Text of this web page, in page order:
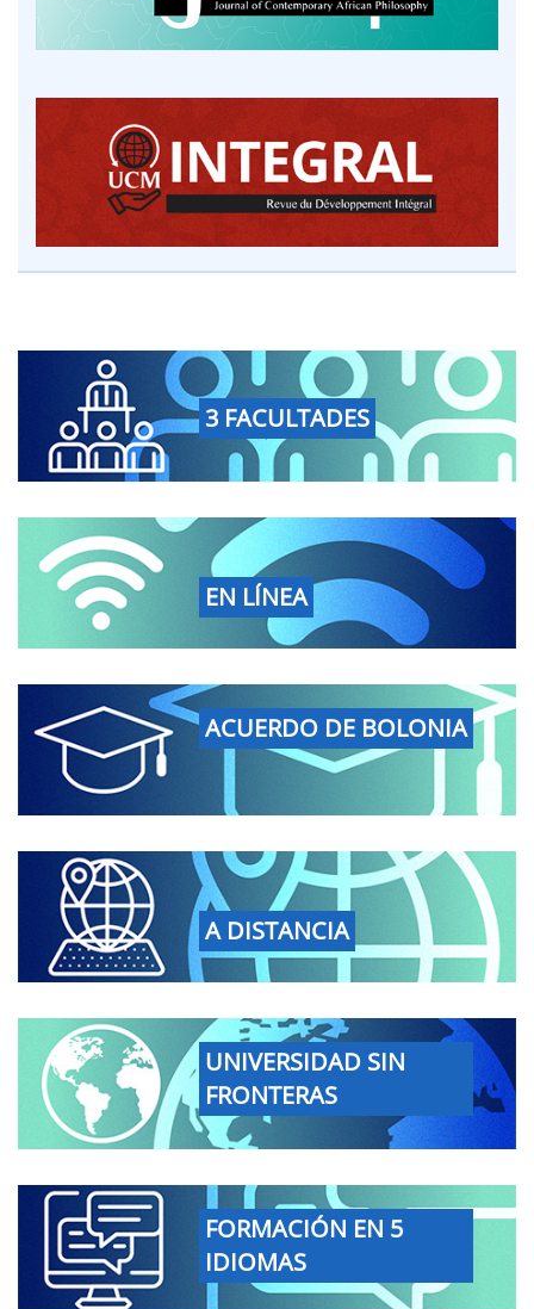
3 FACULTADES
EN LÍNEA
ACUERDO DE BOLONIA
A DISTANCIA
UNIVERSIDAD SIN
FRONTERAS
FORMACIÓN EN 5
IDIOMAS